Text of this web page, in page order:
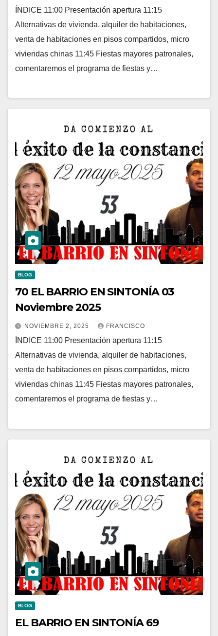
ÍNDICE 11:00 Presentación apertura 11:15
Alternativas de vivienda, alquiler de habitaciones,
venta de habitaciones en pisos compartidos, micro
viviendas chinas 11:45 Fiestas mayores patronales,
comentaremos el programa de fiestas y…
BLOG
70 EL BARRIO EN SINTONÍA 03
Noviembre 2025
NOVIEMBRE 2, 2025 FRANCISCO
ÍNDICE 11:00 Presentación apertura 11:15
Alternativas de vivienda, alquiler de habitaciones,
venta de habitaciones en pisos compartidos, micro
viviendas chinas 11:45 Fiestas mayores patronales,
comentaremos el programa de fiestas y…
BLOG
EL BARRIO EN SINTONÍA 69